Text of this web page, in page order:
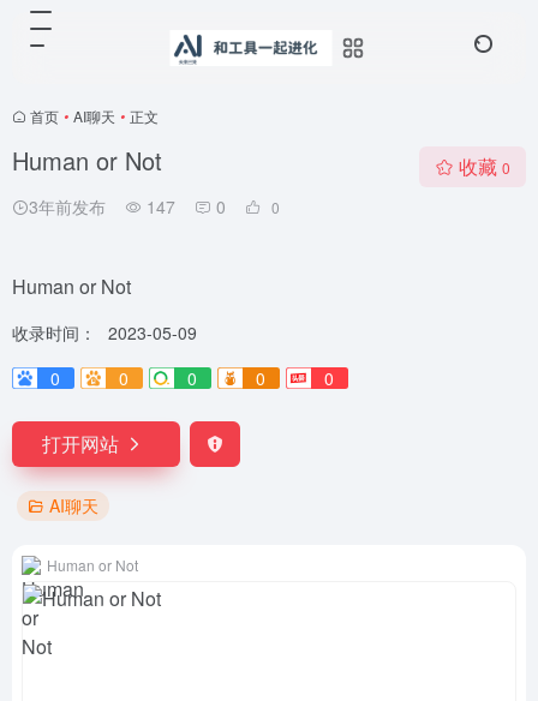
首页 • AI聊天 • 正文
Human or Not
3年前发布 147 0 0
收藏 0
Human or Not
收录时间：
2023-05-09
0
0 0 0 0
打开网站
AI聊天
Human or Not